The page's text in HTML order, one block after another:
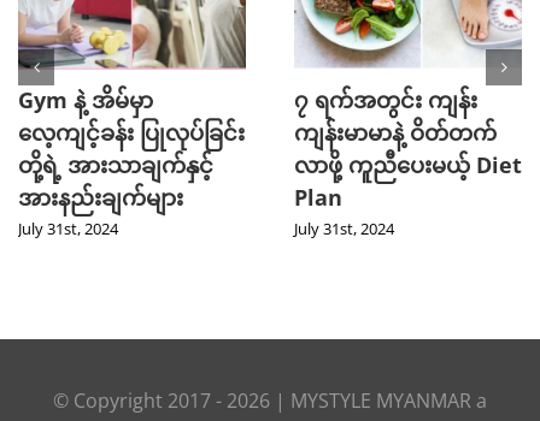
Gym နဲ့ အိမ်မှာ
လေ့ကျင့်ခန်း ပြုလုပ်ခြင်း
တို့ရဲ့ အားသာချက်နှင့်
အားနည်းချက်များ
July 31st, 2024
၇ ရက်အတွင်း ကျန်း
ကျန်းမာမာနဲ့ ဝိတ်တက်
လာဖို့ ကူညီပေးမယ့် Diet
Plan
July 31st, 2024
© Copyright 2017 - 2026 | MYSTYLE MYANMAR a